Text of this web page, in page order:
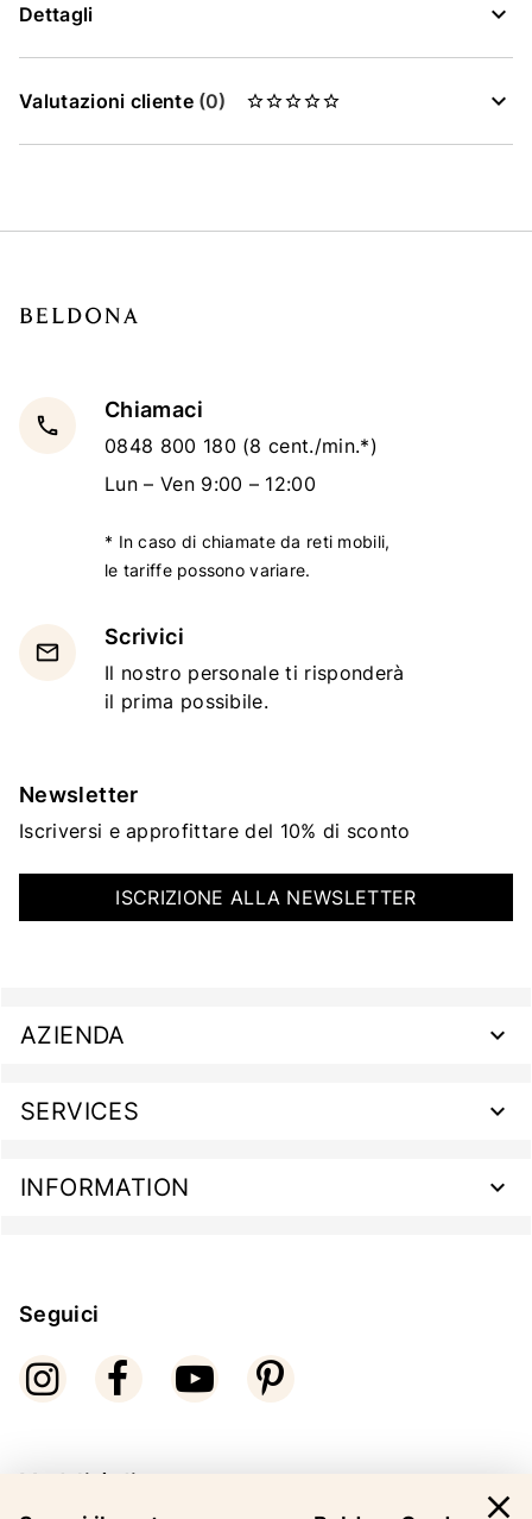
Dettagli
Valutazioni cliente (0)
local_phone
Chiamaci
0848 800 180 (8 cent./min.*)
Lun – Ven 9:00 – 12:00
* In caso di chiamate da reti mobili,
le tariffe possono variare.
email
Scrivici
Il nostro personale ti risponderà
il prima possibile.
Newsletter
Iscriversi e approfittare del 10% di sconto
ISCRIZIONE ALLA NEWSLETTER
AZIENDA
SERVICES
INFORMATION
Seguici
Modalità di pagamento
close